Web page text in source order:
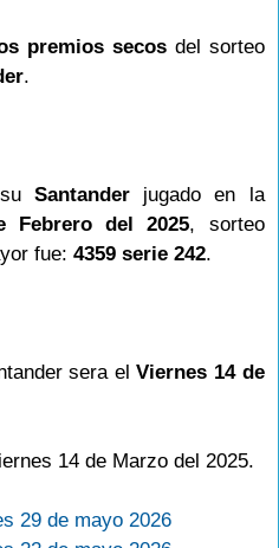
premios secosdel sorteo
.
Santander jugado en la
Febrero del 2025, sorteo
fue: 4359 serie 242.
sera elViernes 14 de
14 de Marzo del 2025.
29 de mayo 2026